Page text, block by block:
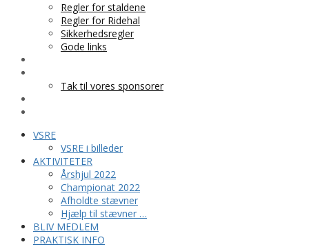
Regler for staldene
Regler for Ridehal
Sikkerhedsregler
Gode links
Tak til vores sponsorer
VSRE
VSRE i billeder
AKTIVITETER
Årshjul 2022
Championat 2022
Afholdte stævner
Hjælp til stævner …
BLIV MEDLEM
PRAKTISK INFO